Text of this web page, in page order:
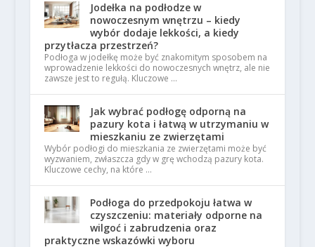
Jodełka na podłodze w
nowoczesnym wnętrzu – kiedy
wybór dodaje lekkości, a kiedy
przytłacza przestrzeń?
Podłoga w jodełkę może być znakomitym sposobem na
wprowadzenie lekkości do nowoczesnych wnętrz, ale nie
zawsze jest to regułą. Kluczowe …
Jak wybrać podłogę odporną na
pazury kota i łatwą w utrzymaniu w
mieszkaniu ze zwierzętami
Wybór podłogi do mieszkania ze zwierzętami może być
wyzwaniem, zwłaszcza gdy w grę wchodzą pazury kota.
Kluczowe cechy, na które …
Podłoga do przedpokoju łatwa w
czyszczeniu: materiały odporne na
wilgoć i zabrudzenia oraz
praktyczne wskazówki wyboru